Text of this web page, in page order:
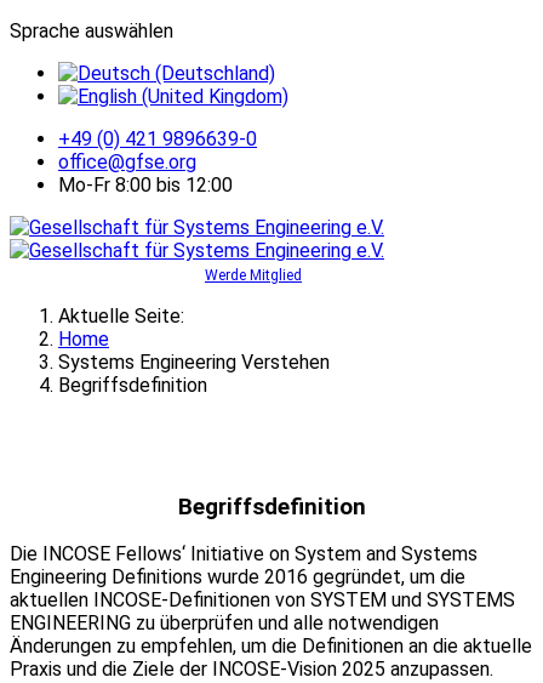
Sprache auswählen
+49 (0) 421 9896639-0
office@gfse.org
Mo-Fr 8:00 bis 12:00
Werde Mitglied
Aktuelle Seite:
Home
Systems Engineering Verstehen
Begriffsdefinition
Begriffsdefinition
Die INCOSE Fellows‘ Initiative on System and Systems
Engineering Definitions wurde 2016 gegründet, um die
aktuellen INCOSE-Definitionen von SYSTEM und SYSTEMS
ENGINEERING zu überprüfen und alle notwendigen
Änderungen zu empfehlen, um die Definitionen an die aktuelle
Praxis und die Ziele der INCOSE-Vision 2025 anzupassen.